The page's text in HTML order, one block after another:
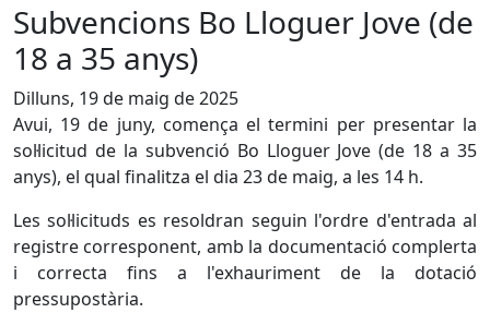
Subvencions Bo Lloguer Jove (de
18 a 35 anys)
Dilluns, 19 de maig de 2025
Avui, 19 de juny, comença el termini per presentar la
sol·licitud de la subvenció Bo Lloguer Jove (de 18 a 35
anys), el qual finalitza el dia 23 de maig, a les 14 h.
Les sol·licituds es resoldran seguin l'ordre d'entrada al
registre corresponent, amb la documentació complerta
i correcta fins a l'exhauriment de la dotació
pressupostària.